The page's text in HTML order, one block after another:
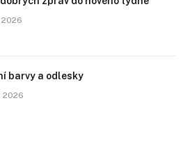
2026
barvy a odlesky
2026